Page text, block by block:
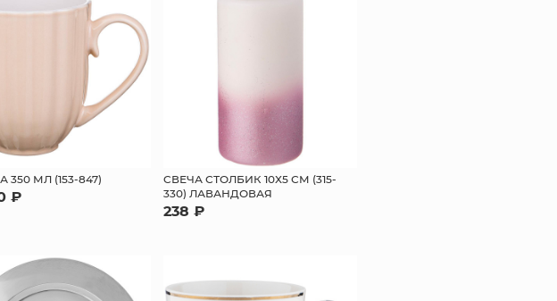
350 МЛ (153-847)
₽
CВЕЧА СТОЛБИК 10Х5 СМ (315-
330) ЛАВАНДОВАЯ
238 ₽